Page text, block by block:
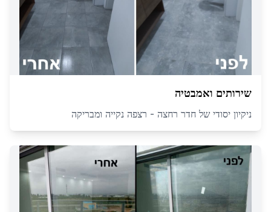
שירותים ואמבטיה
ניקיון יסודי של חדר רחצה - רצפה נקייה ומבריקה